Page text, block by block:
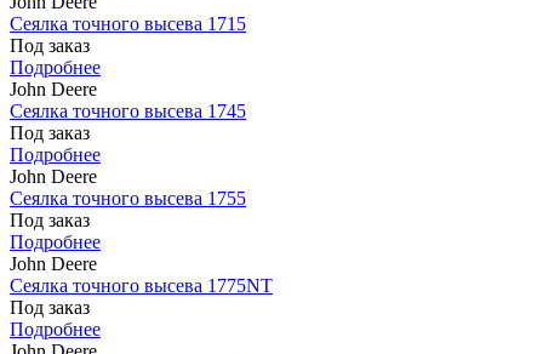
Сеялка точного высева 1715
Под заказ
Подробнее
John Deere
Сеялка точного высева 1745
Под заказ
Подробнее
John Deere
Сеялка точного высева 1755
Под заказ
Подробнее
John Deere
Сеялка точного высева 1775NT
Под заказ
Подробнее